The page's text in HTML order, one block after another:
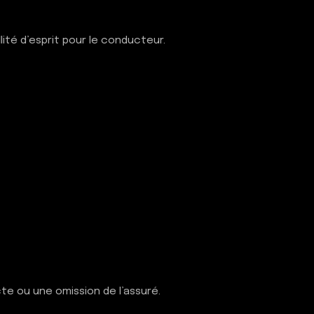
d’esprit pour le conducteur.
ou une omission de l’assuré.